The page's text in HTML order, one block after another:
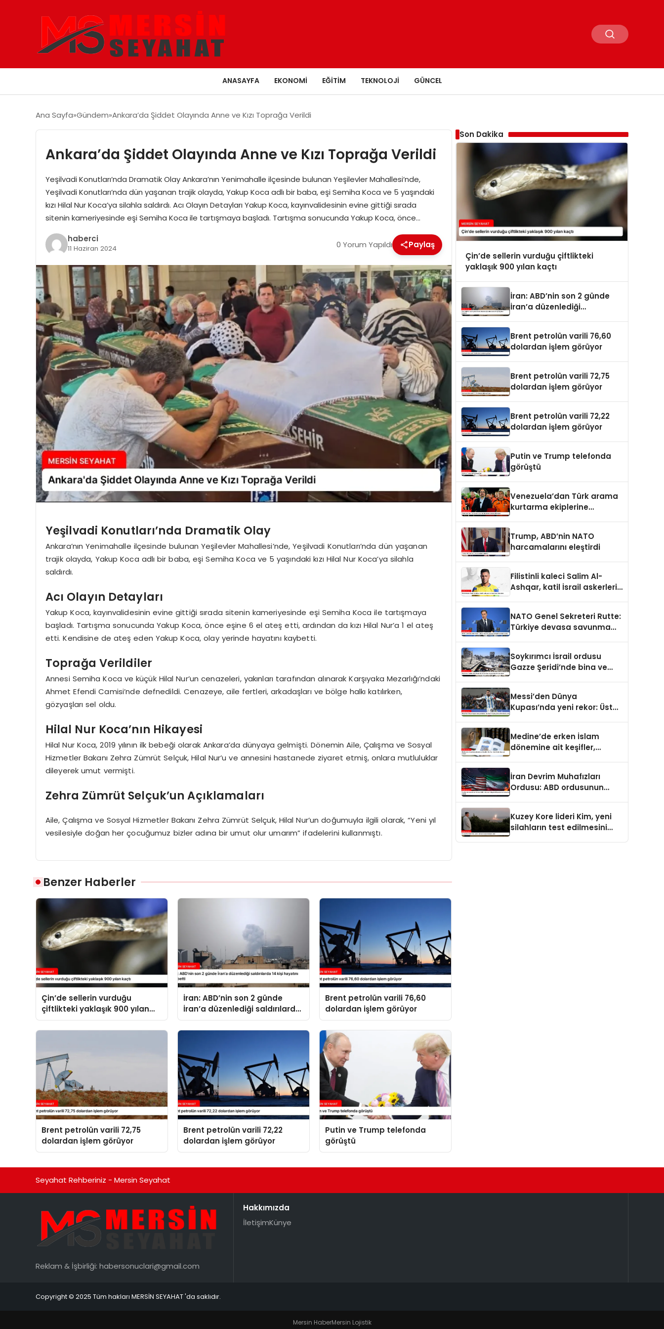
ANASAYFA EKONOMI EĞITIM TEKNOLOJI GÜNCEL
Ana Sayfa Gündem Ankara’da Şiddet Olayında Anne ve Kızı Toprağa Verildi
Ankara’da Şiddet Olayında Anne ve Kızı Toprağa Verildi
Yeşilvadi Konutları’nda Dramatik Olay Ankara’nın Yenimahalle ilçesinde bulunan Yeşilevler Mahallesi’nde,
Yeşilvadi Konutları’nda dün yaşanan trajik olayda, Yakup Koca adlı bir baba, eşi Semiha Koca ve 5 yaşındaki
kızı Hilal Nur Koca’ya silahla saldırdı. Acı Olayın Detayları Yakup Koca, kayınvalidesinin evine gittiği sırada
sitenin kameriyesinde eşi Semiha Koca ile tartışmaya başladı. Tartışma sonucunda Yakup Koca, önce…
haberci
11 Haziran 2024 0 Yorum Yapıldı Paylaş
Yeşilvadi Konutları’nda Dramatik Olay
Ankara’nın Yenimahalle ilçesinde bulunan Yeşilevler Mahallesi’nde, Yeşilvadi Konutları’nda dün yaşanan
trajik olayda, Yakup Koca adlı bir baba, eşi Semiha Koca ve 5 yaşındaki kızı Hilal Nur Koca’ya silahla
saldırdı.
Acı Olayın Detayları
Yakup Koca, kayınvalidesinin evine gittiği sırada sitenin kameriyesinde eşi Semiha Koca ile tartışmaya
başladı. Tartışma sonucunda Yakup Koca, önce eşine 6 el ateş etti, ardından da kızı Hilal Nur’a 1 el ateş
etti. Kendisine de ateş eden Yakup Koca, olay yerinde hayatını kaybetti.
Toprağa Verildiler
Annesi Semiha Koca ve küçük Hilal Nur’un cenazeleri, yakınları tarafından alınarak Karşıyaka Mezarlığı’ndaki
Ahmet Efendi Camisi’nde defnedildi. Cenazeye, aile fertleri, arkadaşları ve bölge halkı katılırken,
gözyaşları sel oldu.
Hilal Nur Koca’nın Hikayesi
Hilal Nur Koca, 2019 yılının ilk bebeği olarak Ankara’da dünyaya gelmişti. Dönemin Aile, Çalışma ve Sosyal
Hizmetler Bakanı Zehra Zümrüt Selçuk, Hilal Nur’u ve annesini hastanede ziyaret etmiş, onlara mutluluklar
dileyerek umut vermişti.
Zehra Zümrüt Selçuk’un Açıklamaları
Aile, Çalışma ve Sosyal Hizmetler Bakanı Zehra Zümrüt Selçuk, Hilal Nur’un doğumuyla ilgili olarak, “Yeni yıl
vesilesiyle doğan her çocuğumuz bizler adına bir umut olur umarım” ifadelerini kullanmıştı.
Benzer Haberler
Çin’de sellerin vurduğu
çiftlikteki yaklaşık 900 yılan
kaçtı
İran: ABD’nin son 2 günde
İran’a düzenlediği saldırılarda
14 kişi hayatını kaybetti
Brent petrolün varili 76,60
dolardan işlem görüyor
Brent petrolün varili 72,75
dolardan işlem görüyor
Brent petrolün varili 72,22
dolardan işlem görüyor
Putin ve Trump telefonda
görüştü
Son Dakika
Çin’de sellerin vurduğu çiftlikteki
yaklaşık 900 yılan kaçtı
İran: ABD’nin son 2 günde
İran’a düzenlediği
Brent petrolün varili 76,60
dolardan işlem görüyor
Brent petrolün varili 72,75
dolardan işlem görüyor
Brent petrolün varili 72,22
dolardan işlem görüyor
Putin ve Trump telefonda
görüştü
Venezuela’dan Türk arama
kurtarma ekiplerine
Trump, ABD’nin NATO
harcamalarını eleştirdi
Filistinli kaleci Salim Al-
Ashqar, katil İsrail askerleri
NATO Genel Sekreteri Rutte:
Türkiye devasa savunma
Soykırımcı İsrail ordusu
Gazze Şeridi’nde bina ve
Messi’den Dünya
Kupası’nda yeni rekor: Üst
Medine’de erken İslam
dönemine ait keşifler,
İran Devrim Muhafızları
Ordusu: ABD ordusunun
Kuzey Kore lideri Kim, yeni
silahların test edilmesini
Seyahat Rehberiniz - Mersin Seyahat
Reklam & İşbirliği: habersonuclari@gmail.com
Hakkımızda
İletişimKünye
Copyright © 2025 Tüm hakları MERSİN SEYAHAT 'da saklıdır.
Mersin HaberMersin Lojistik